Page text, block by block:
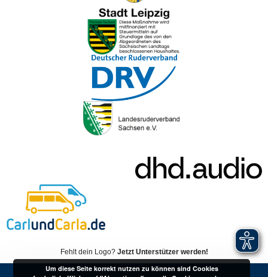
Fehlt dein Logo? Jetzt Unterstützer werden!
Um diese Seite korrekt nutzen zu können sind Cookies